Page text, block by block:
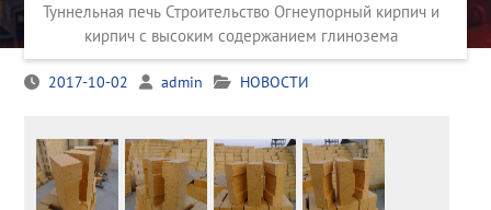
Туннельная печь Строительство Огнеупорный кирпич и
кирпич с высоким содержанием глинозема
2017-10-02 admin НОВОСТИ